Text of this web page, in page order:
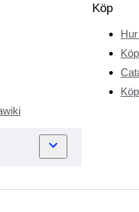
Köp